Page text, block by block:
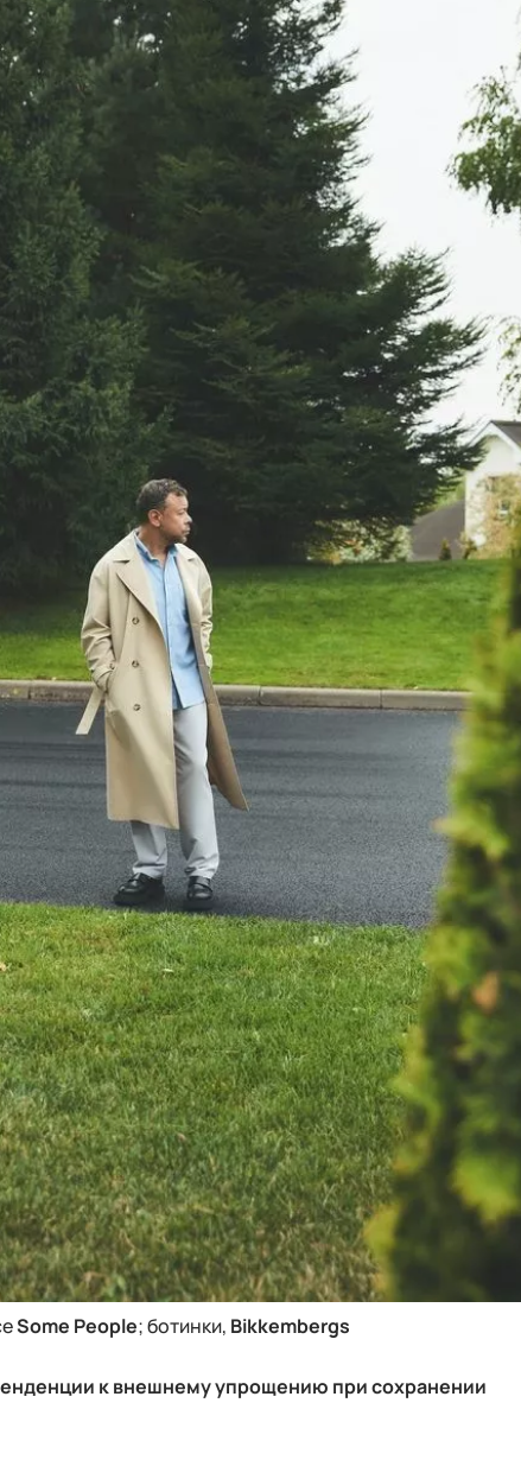
Some People; ботинки, Bikkembergs
к внешнему упрощению при сохранении